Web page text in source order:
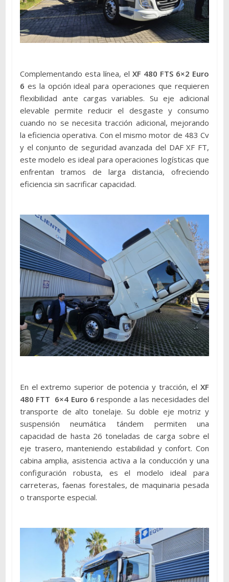
Complementando esta línea, el XF 480 FTS 6×2 Euro
6 es la opción ideal para operaciones que requieren
flexibilidad ante cargas variables. Su eje adicional
elevable permite reducir el desgaste y consumo
cuando no se necesita tracción adicional, mejorando
la eficiencia operativa. Con el mismo motor de 483 Cv
y el conjunto de seguridad avanzada del DAF XF FT,
este modelo es ideal para operaciones logísticas que
enfrentan tramos de larga distancia, ofreciendo
eficiencia sin sacrificar capacidad.
En el extremo superior de potencia y tracción, elXF
480 FTT 6×4 Euro 6 responde a las necesidades del
transporte de alto tonelaje. Su doble eje motriz y
suspensión neumática tándem permiten una
capacidad de hasta 26 toneladas de carga sobre el
eje trasero, manteniendo estabilidad y confort. Con
cabina amplia, asistencia activa a la conducción y una
configuración robusta, es el modelo ideal para
carreteras, faenas forestales, de maquinaria pesada
o transporte especial.